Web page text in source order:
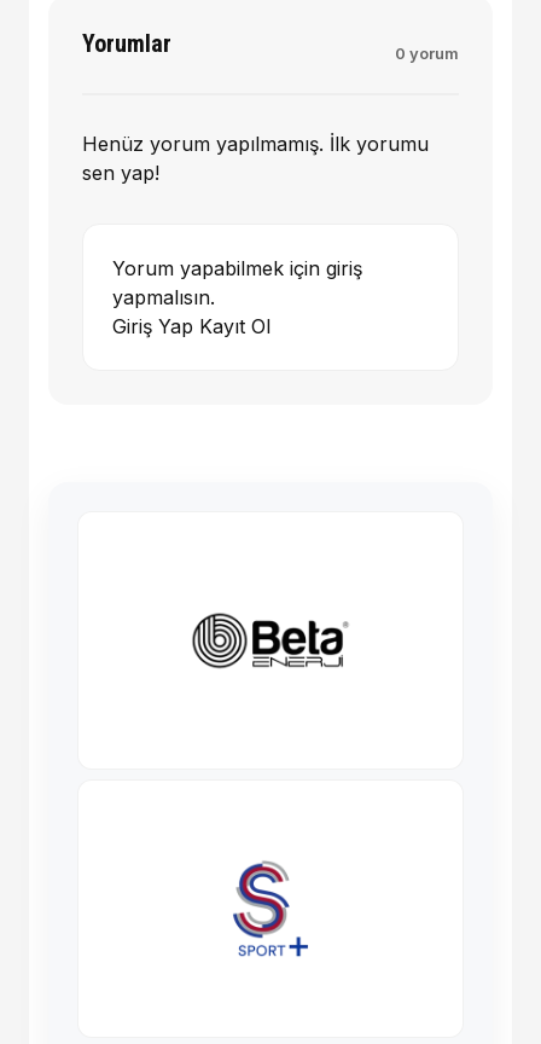
Yorumlar 0 yorum
Henüz yorum yapılmamış. İlk yorumu
sen yap!
Yorum yapabilmek için giriş
yapmalısın.
Giriş Yap Kayıt Ol